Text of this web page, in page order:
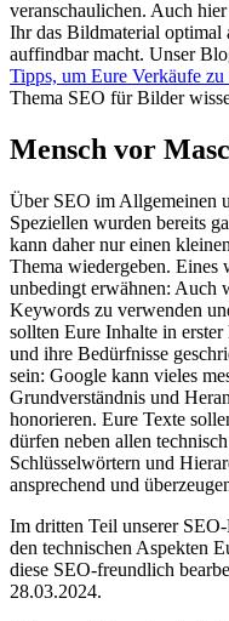
veranschaulichen. Auch
Ihr das Bildmaterial optimal
auffindbar macht. Unser
Tipps, um Eure Verkäufe zu
Thema SEO für Bilder
Mensch vor
Über SEO im Allgemeinen
Speziellen wurden bereits
kann daher nur einen
Thema wiedergeben. Eines
unbedingt erwähnen: Auch
Keywords zu verwenden
sollten Eure Inhalte in
und ihre Bedürfnisse
sein: Google kann vieles
Grundverständnis und
honorieren. Eure Texte
dürfen neben allen
Schlüsselwörtern und
ansprechend und
Im dritten Teil unserer
den technischen Aspekten
diese SEO-freundlich
28.03.2024.